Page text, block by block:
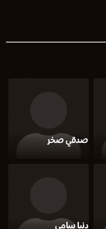
صدقي صخر
دنيا سامي